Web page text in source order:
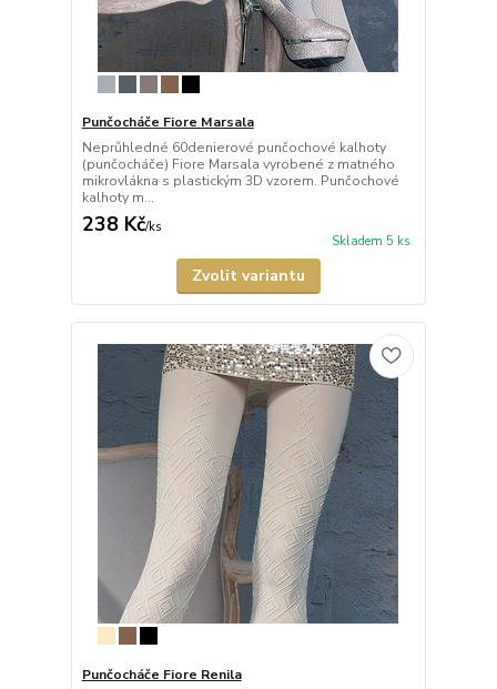
Punčocháče Fiore Marsala
Neprůhledné 60denierové punčochové kalhoty
(punčocháče) Fiore Marsala vyrobené z matného
mikrovlákna s plastickým 3D vzorem. Punčochové
kalhoty m...
238 Kč/ks
Skladem 5 ks
Zvolit variantu
Punčocháče Fiore Renila